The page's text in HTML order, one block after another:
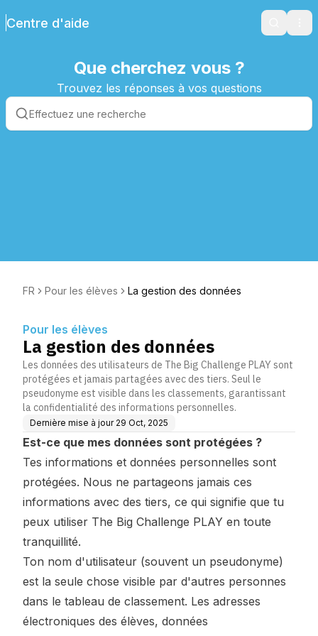
Centre d'aide Search
Que cherchez vous ?
Trouvez les réponses à vos questions
FR Pour les élèves La gestion des données
Pour les élèves
La gestion des données
Les données des utilisateurs de The Big Challenge PLAY sont
protégées et jamais partagées avec des tiers. Seul le
pseudonyme est visible dans les classements, garantissant
la confidentialité des informations personnelles.
Dernière mise à jour 29 Oct, 2025
Est-ce que mes données sont protégées ?
Tes informations et données personnelles sont
protégées. Nous ne partageons jamais ces
informations avec des tiers, ce qui signifie que tu
peux utiliser The Big Challenge PLAY en toute
tranquillité.
Ton nom d'utilisateur (souvent un pseudonyme)
est la seule chose visible par d'autres personnes
dans le tableau de classement. Les adresses
électroniques des élèves, données